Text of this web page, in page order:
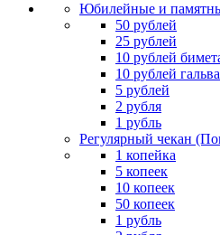
Юбилейные и
50 рублей
25 рублей
10 рублей
10 рублей
5 рублей
2 рубля
1 рубль
Регулярный чекан
1 копейка
5 копеек
10 копеек
50 копеек
1 рубль